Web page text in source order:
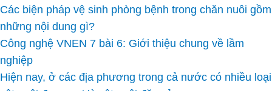
Các biện pháp vệ sinh phòng bệnh trong chăn nuôi gồm
những nội dung gì?
Công nghệ VNEN 7 bài 6: Giới thiệu chung về lầm
nghiệp
Hiện nay, ở các địa phương trong cả nước có nhiều loại